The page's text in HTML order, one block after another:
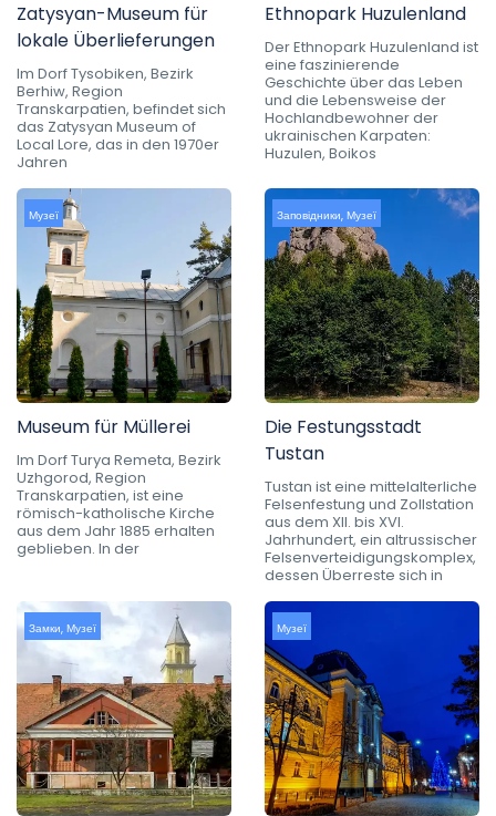
Zatysyan-Museum für
lokale Überlieferungen
Im Dorf Tysobiken, Bezirk
Berhiw, Region
Transkarpatien, befindet sich
das Zatysyan Museum of
Local Lore, das in den 1970er
Jahren
Ethnopark Huzulenland
Der Ethnopark Huzulenland ist
eine faszinierende
Geschichte über das Leben
und die Lebensweise der
Hochlandbewohner der
ukrainischen Karpaten:
Huzulen, Boikos
Музеї
Museum für Müllerei
Im Dorf Turya Remeta, Bezirk
Uzhgorod, Region
Transkarpatien, ist eine
römisch-katholische Kirche
aus dem Jahr 1885 erhalten
geblieben. In der
Заповідники, Музеї
Die Festungsstadt
Tustan
Tustan ist eine mittelalterliche
Felsenfestung und Zollstation
aus dem XII. bis XVI.
Jahrhundert, ein altrussischer
Felsenverteidigungskomplex,
dessen Überreste sich in
Замки, Музеї Музеї